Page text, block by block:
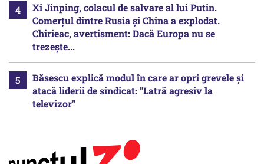
Xi Jinping, colacul de salvare al lui Putin.
Comerțul dintre Rusia și China a explodat.
Chirieac, avertisment: Dacă Europa nu se
trezește...
Băsescu explică modul în care ar opri grevele și
atacă liderii de sindicat: "Latră agresiv la
televizor"